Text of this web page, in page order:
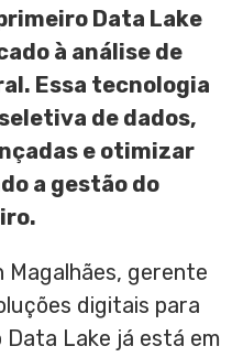
Data Lake
à análise de
Essa tecnologia
de dados,
e otimizar
a gestão do
Magalhães, gerente
digitais para
Data Lake já está em